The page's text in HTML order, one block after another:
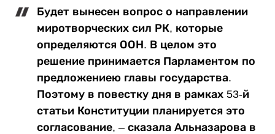
Будет вынесен вопрос о направлении
миротворческих сил РК, которые
определяются ООН. В целом это
решение принимается Парламентом по
предложениею главы государства.
Поэтому в повестку дня в рамках 53-й
статьи Конституции планируется это
согласование, – сказала Альназарова в